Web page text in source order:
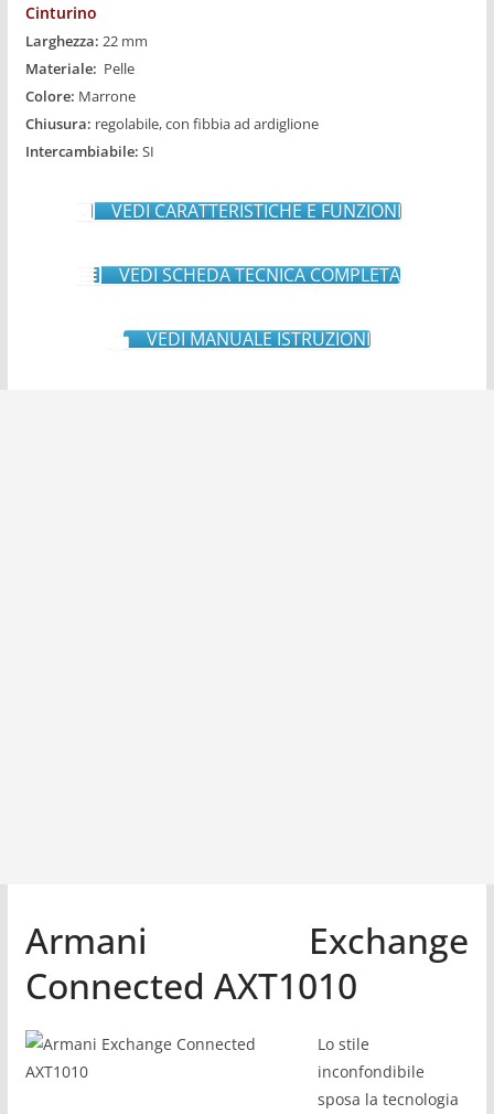
Cinturino
Larghezza: 22 mm
Materiale: Pelle
Colore: Marrone
Chiusura: regolabile, con fibbia ad ardiglione
Intercambiabile: SI
VEDI CARATTERISTICHE E FUNZIONI
VEDI SCHEDA TECNICA COMPLETA
VEDI MANUALE ISTRUZIONI
Armani Exchange
Connected AXT1010
Lo stile
inconfondibile
sposa la tecnologia